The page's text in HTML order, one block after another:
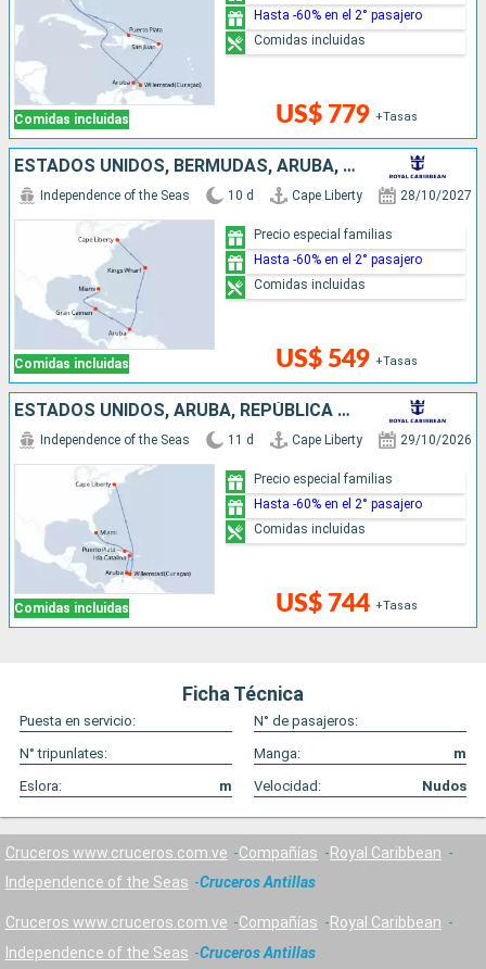
Comidas incluidas US$ 779 +Tasas
Hasta -60% en el 2° pasajero
Comidas incluidas
ESTADOS UNIDOS, BERMUDAS, ARUBA, ISLAS CAIMÁN
Comidas incluidas
Independence of the Seas 10 d Cape Liberty 28/10/2027
US$ 549 +Tasas
Precio especial familias
Hasta -60% en el 2° pasajero
Comidas incluidas
ESTADOS UNIDOS, ARUBA, REPÚBLICA DOMINICANA
Comidas incluidas
Independence of the Seas 11 d Cape Liberty 29/10/2026
US$ 744 +Tasas
Precio especial familias
Hasta -60% en el 2° pasajero
Comidas incluidas
Ficha Técnica
Puesta en servicio:
N° de pasajeros:
N° tripunlates:
Manga:
m
Eslora:
m Velocidad: Nudos
Cruceros www.cruceros.com.ve Compañías
Royal Caribbean
Independence of the Seas
Cruceros Antillas
Cruceros www.cruceros.com.ve Compañías
Royal Caribbean
Independence of the Seas
Cruceros Antillas